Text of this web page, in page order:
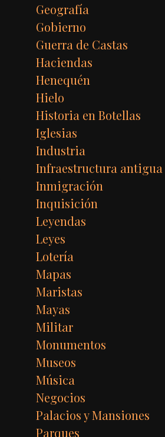
Geografía
Gobierno
Guerra de Castas
Haciendas
Henequén
Hielo
Historia en Botellas
Iglesias
Industria
Infraestructura antigua
Inmigración
Inquisición
Leyendas
Leyes
Lotería
Mapas
Maristas
Mayas
Militar
Monumentos
Museos
Música
Negocios
Palacios y Mansiones
Parques